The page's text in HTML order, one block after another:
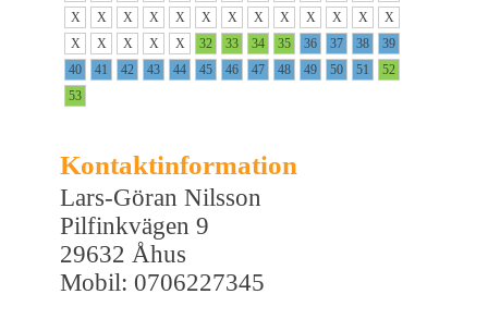
X
X X X X X X X X X X X
X
X
X X X X 32 33 34 35 36 37 38
39
40
41 42 43 44 45 46 47 48 49 50 51
52
53
Kontaktinformation
Lars-Göran Nilsson
Pilfinkvägen 9
29632 Åhus
Mobil: 0706227345